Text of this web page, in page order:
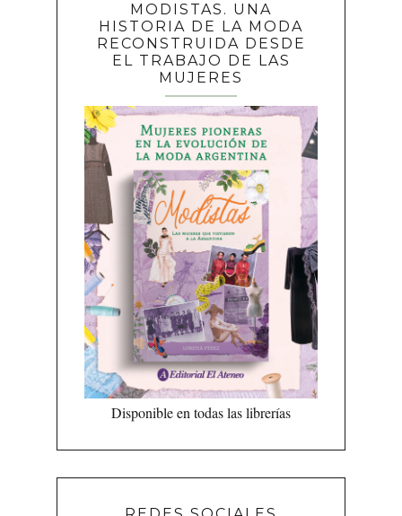
MODISTAS. UNA
HISTORIA DE LA MODA
RECONSTRUIDA DESDE
EL TRABAJO DE LAS
MUJERES
Disponible en todas las librerías